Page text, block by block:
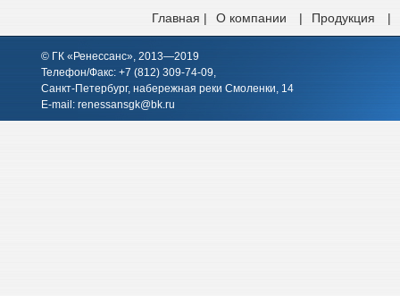
Главная | О компании | Продукция |
© ГК «Ренессанс», 2013—2019
Телефон/Факс: +7 (812) 309-74-09,
Санкт-Петербург, набережная реки Смоленки, 14
E-mail: renessansgk@bk.ru